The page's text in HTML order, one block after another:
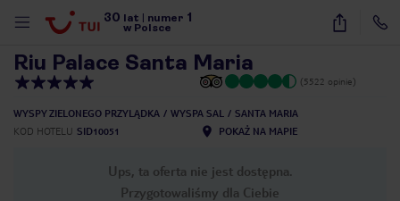
30 lat numer 1
w Polsce
54
Riu Palace Santa Maria
(5522 opinie)
WYSPY ZIELONEGO PRZYLĄDKA WYSPA SAL
SANTA MARIA
KOD HOTELU SID10051 POKAŻ NA MAPIE
Ups, ta oferta nie jest dostępna.
Przygotowaliśmy dla Ciebie